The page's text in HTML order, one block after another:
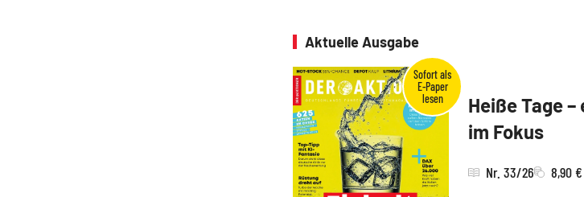
Aktuelle Ausgabe
Heiße Tage
im Fokus
Nr. 33/26 8,90 €